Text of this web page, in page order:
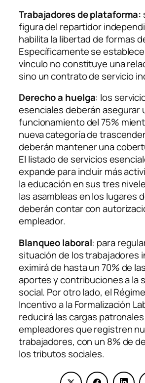
Trabajadores de plataforma:
figura del repartidor
habilita la libertad de formas
Específicamente se
vínculo no constituye una
sino un contrato de servicio
Derecho a huelga: los
esenciales deberán asegurar
funcionamiento del 75%
nueva categoría de
deberán mantener una
El listado de servicios
expande para incluir más
la educación en sus tres
las asambleas en los lugares
deberán contar con
empleador.
Blanqueo laboral: para
situación de los trabajadores
eximirá de hasta un 70% de
aportes y contribuciones a la
social. Por otro lado, el
Incentivo a la Formalización
reducirá las cargas
empleadores que registren
trabajadores, con un 8% de
los tributos sociales.